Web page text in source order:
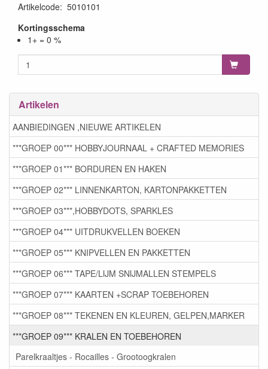
Artikelcode: 5010101
Kortingsschema
1+ = 0 %
Artikelen
AANBIEDINGEN ,NIEUWE ARTIKELEN
***GROEP 00*** HOBBYJOURNAAL + CRAFTED MEMORIES
***GROEP 01*** BORDUREN EN HAKEN
***GROEP 02*** LINNENKARTON, KARTONPAKKETTEN
***GROEP 03***,HOBBYDOTS, SPARKLES
***GROEP 04*** UITDRUKVELLEN BOEKEN
***GROEP 05*** KNIPVELLEN EN PAKKETTEN
***GROEP 06*** TAPE/LIJM SNIJMALLEN STEMPELS
***GROEP 07*** KAARTEN +SCRAP TOEBEHOREN
***GROEP 08*** TEKENEN EN KLEUREN, GELPEN,MARKER
***GROEP 09*** KRALEN EN TOEBEHOREN
Parelkraaltjes - Rocailles - Grootoogkralen